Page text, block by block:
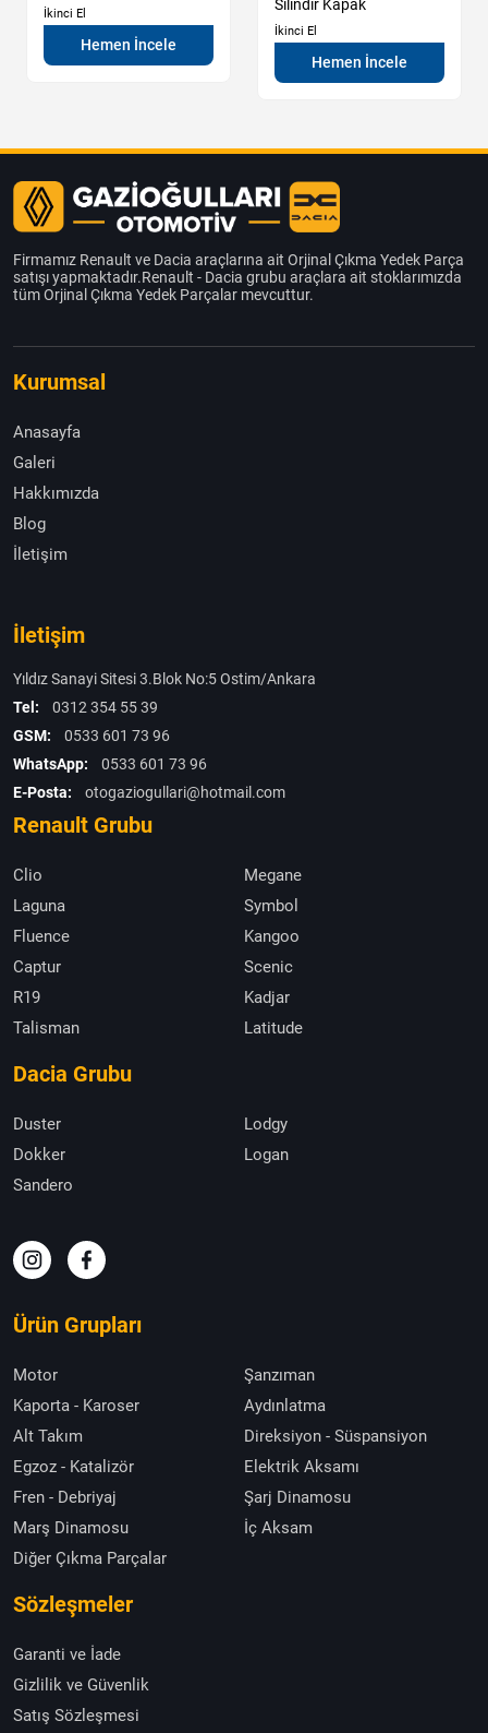
İkinci El
Hemen İncele
Silindir Kapak
İkinci El
Hemen İncele
Firmamız Renault ve Dacia araçlarına ait Orjinal Çıkma Yedek Parça
satışı yapmaktadır.Renault - Dacia grubu araçlara ait stoklarımızda
tüm Orjinal Çıkma Yedek Parçalar mevcuttur.
Kurumsal
Anasayfa
Galeri
Hakkımızda
Blog
İletişim
İletişim
Yıldız Sanayi Sitesi 3.Blok No:5 Ostim/Ankara
Tel:
0312 354 55 39
GSM:
0533 601 73 96
WhatsApp:
0533 601 73 96
E-Posta:
otogaziogullari@hotmail.com
Renault Grubu
Clio
Megane
Laguna
Symbol
Fluence
Kangoo
Captur
Scenic
R19
Kadjar
Talisman
Latitude
Dacia Grubu
Duster
Lodgy
Dokker
Logan
Sandero
Ürün Grupları
Motor
Şanzıman
Kaporta - Karoser
Aydınlatma
Alt Takım
Direksiyon - Süspansiyon
Egzoz - Katalizör
Elektrik Aksamı
Fren - Debriyaj
Şarj Dinamosu
Marş Dinamosu
İç Aksam
Diğer Çıkma Parçalar
Sözleşmeler
Garanti ve İade
Gizlilik ve Güvenlik
Satış Sözleşmesi